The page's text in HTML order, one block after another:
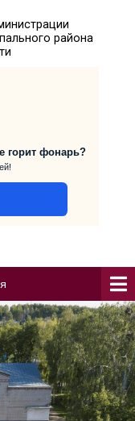
муниципального
не горит